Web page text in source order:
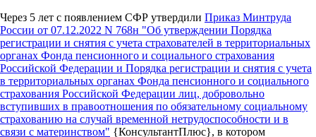
Через 5 лет с появлением СФР утвердили Приказ Минтруда
России от 07.12.2022 N 768н "Об утверждении Порядка
регистрации и снятия с учета страхователей в территориальных
органах Фонда пенсионного и социального страхования
Российской Федерации и Порядка регистрации и снятия с учета
в территориальных органах Фонда пенсионного и социального
страхования Российской Федерации лиц, добровольно
вступивших в правоотношения по обязательному социальному
страхованию на случай временной нетрудоспособности и в
связи с материнством" {КонсультантПлюс}, в котором